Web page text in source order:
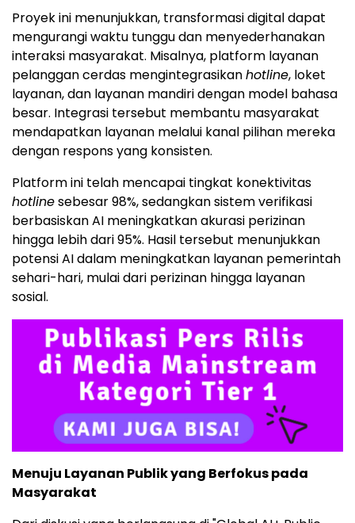
Proyek ini menunjukkan, transformasi digital dapat
mengurangi waktu tunggu dan menyederhanakan
interaksi masyarakat. Misalnya, platform layanan
pelanggan cerdas mengintegrasikanhotline, loket
layanan, dan layanan mandiri dengan model bahasa
besar. Integrasi tersebut membantu masyarakat
mendapatkan layanan melalui kanal pilihan mereka
dengan respons yang konsisten.
Platform ini telah mencapai tingkat konektivitas
hotlinesebesar 98%, sedangkan sistem verifikasi
berbasiskan AI meningkatkan akurasi perizinan
hingga lebih dari 95%. Hasil tersebut menunjukkan
potensi AI dalam meningkatkan layanan pemerintah
sehari-hari, mulai dari perizinan hingga layanan
sosial.
Menuju Layanan Publik yang Berfokus pada
Masyarakat